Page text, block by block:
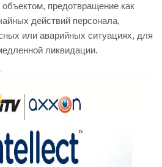
предотвращение как
действий персонала,
или аварийных ситуациях, для
ликвидации.